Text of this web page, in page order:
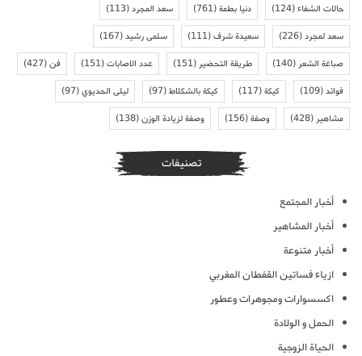
حالات الشفاء(124) دنيا بطمة(761) سعد المجرد(113)
سعد لمجرد(226) سعيدة شرف(111) سلمى رشيد(167)
صباغة الشعر(140) طريقة التحضير(151) عدد الاصابات(151) فن(427)
فوائد(109) كيكة(117) كيكة بالشكلاط(97) ليلى الحديوي(97)
مشاهير(428) وصفة(156) وصفة لزيادة الوزن(138)
تصنيفات
أخبار المجتمع
أخبار المشاهير
أخبار متنوعة
ازياء فساتين القفطان المغربي
اكسسوارات ومجوهرات وعطور
الحمل و الولادة
الحياة الزوجية